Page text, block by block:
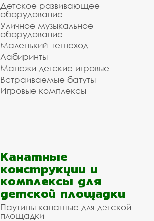
Детское развивающее
оборудование
Уличное музыкальное
оборудование
Маленький пешеход
Лабиринты
Манежи детские игровые
Встраиваемые батуты
Игровые комплексы
Канатные
конструкции и
комплексы для
детской площадки
Паутины канатные для детской
площадки